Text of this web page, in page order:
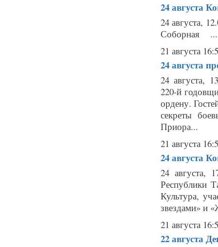
24 августа
24 августа,
Соборная ...
21 августа
24 августа
24 августа,
220-й
ордену.
секреты
Приора...
21 августа
24 августа
24 августа,
Республики
Культура,
звездами» и
21 августа
22 августа